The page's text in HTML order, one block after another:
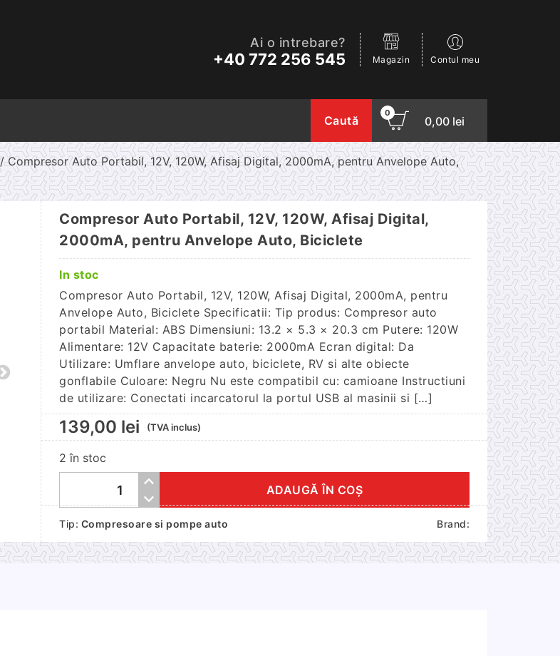
Ai o intrebare?
+40 772 256 545 Magazin Contul meu
Caută
0
0,00 lei
Compresor Auto Portabil, 12V, 120W, Afisaj Digital, 2000mA, pentru Anvelope Auto,
Compresor Auto Portabil, 12V, 120W, Afisaj Digital,
2000mA, pentru Anvelope Auto, Biciclete
In stoc
Compresor Auto Portabil, 12V, 120W, Afisaj Digital, 2000mA, pentru
Anvelope Auto, Biciclete Specificatii: Tip produs: Compresor auto
portabil Material: ABS Dimensiuni: 13.2 × 5.3 × 20.3 cm Putere: 120W
Alimentare: 12V Capacitate baterie: 2000mA Ecran digital: Da
Utilizare: Umflare anvelope auto, biciclete, RV si alte obiecte
gonflabile Culoare: Negru Nu este compatibil cu: camioane Instructiuni
de utilizare: Conectati incarcatorul la portul USB al masinii si […]
139,00 lei (TVA inclus)
2 în stoc
Cantitate
Auto
Portabil,
12V,
ADAUGĂ ÎN COȘ
Tip: Compresoare si pompe auto Brand: